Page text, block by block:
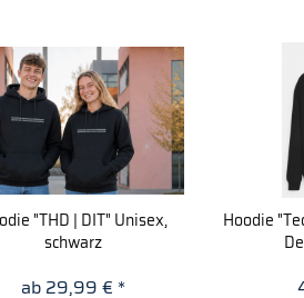
"THD | DIT" Unisex,
schwarz
ab 29,99 € *
Hoodie